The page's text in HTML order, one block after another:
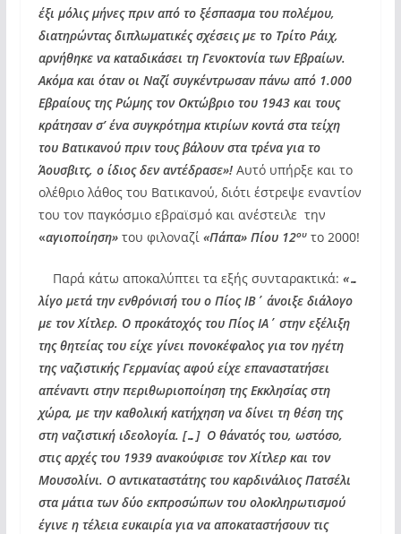
έξι μόλις μήνες πριν από το ξέσπασμα του πολέμου,
διατηρώντας διπλωματικές σχέσεις με το Τρίτο Ράιχ,
αρνήθηκε να καταδικάσει τη Γενοκτονία των Εβραίων.
Ακόμα και όταν οι Ναζί συγκέντρωσαν πάνω από 1.000
Εβραίους της Ρώμης τον Οκτώβριο του 1943 και τους
κράτησαν σ’ ένα συγκρότημα κτιρίων κοντά στα τείχη
του Βατικανού πριν τους βάλουν στα τρένα για το
Άουσβιτς, ο ίδιος δεν αντέδρασε»!Αυτό υπήρξε και το
ολέθριο λάθος του Βατικανού, διότι έστρεψε εναντίον
του τον παγκόσμιο εβραϊσμό και ανέστειλε την
«αγιοποίηση»του φιλοναζί «Πάπα» Πίου 12ουτο 2000!
Παρά κάτω αποκαλύπτει τα εξής συνταρακτικά: «…
λίγο μετά την ενθρόνισή του ο Πίος ΙΒ΄ άνοιξε διάλογο
με τον Χίτλερ. Ο προκάτοχός του Πίος ΙΑ΄ στην εξέλιξη
της θητείας του είχε γίνει πονοκέφαλος για τον ηγέτη
της ναζιστικής Γερμανίας αφού είχε επαναστατήσει
απέναντι στην περιθωριοποίηση της Εκκλησίας στη
χώρα, με την καθολική κατήχηση να δίνει τη θέση της
στη ναζιστική ιδεολογία. […] Ο θάνατός του, ωστόσο,
στις αρχές του 1939 ανακούφισε τον Χίτλερ και τον
Μουσολίνι. Ο αντικαταστάτης του καρδινάλιος Πατσέλι
στα μάτια των δύο εκπροσώπων του ολοκληρωτισμού
έγινε η τέλεια ευκαιρία για να αποκαταστήσουν τις